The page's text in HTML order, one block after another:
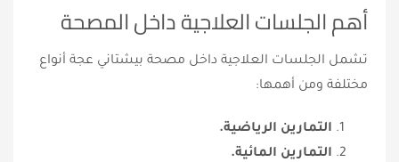
أهم الجلسات العلاجية داخل المصحة
تشمل الجلسات العلاجية داخل مصحة بيشتاني عجة أنواع
مختلفة ومن أهمها:
التمارين الرياضية.
التمارين المائية.